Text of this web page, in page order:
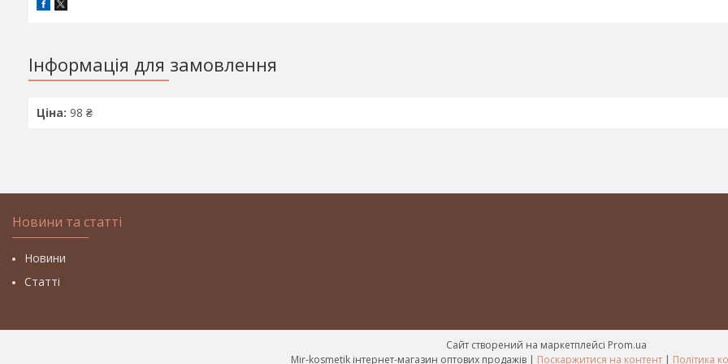
Інформація для замовлення
Ціна: 98 ₴
Новини та статті
Новини
Статті
Сайт створений на маркетплейсі Prom.ua
Mir-kosmetik інтернет-магазин оптових продажів | Поскаржитися на контент | Політика